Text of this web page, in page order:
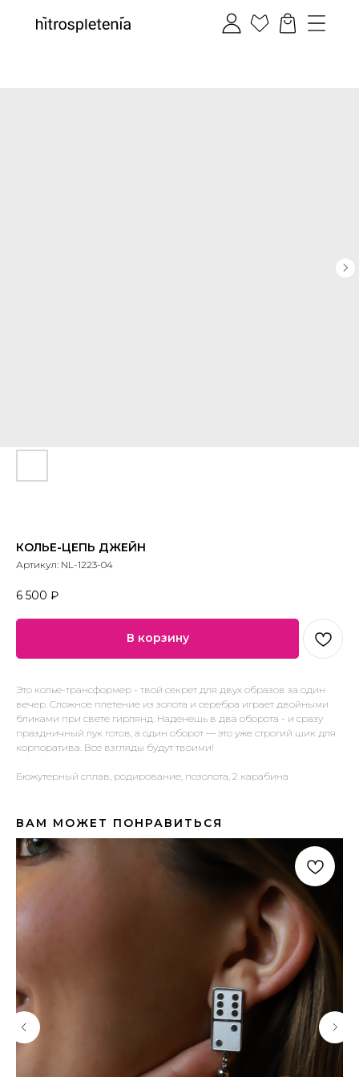
КОЛЬЕ-ЦЕПЬ ДЖЕЙН
Артикул: NL-1223-04
6 500 ₽
В корзину
Это колье-трансформер - твой секрет для двух образов за один
вечер. Сложное плетение из золота и серебра играет двойными
бликами при свете гирлянд. Наденешь в два оборота - и сразу
праздничный лук готов, а один оборот — это уже строгий шик для
корпоратива. Все взгляды будут твоими!
Бюжутерный сплав, родирование, позолота, 2 карабина
ВАМ МОЖЕТ ПОНРАВИТЬСЯ